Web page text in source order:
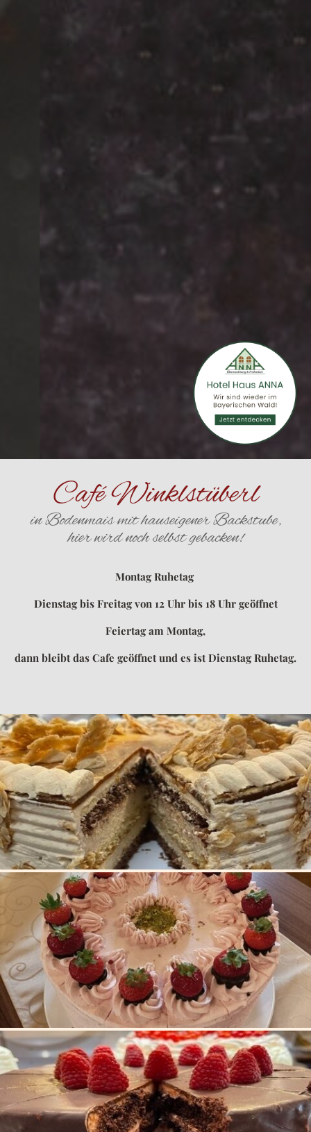
Café Winklstüberl
in Bodenmais mit hauseigener Backstube,
hier wird noch selbst gebacken!
Montag Ruhetag
Dienstag bis Freitag von 12 Uhr bis 18 Uhr geöffnet
Feiertag am Montag,
dann bleibt das Cafe geöffnet und es ist Dienstag Ruhetag.